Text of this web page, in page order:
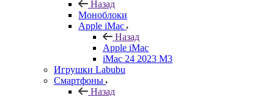
Назад
Моноблоки
Apple iMac
Назад
Apple iMac
iMac 24 2023 M3
Игрушки Labubu
Смартфоны
Назад